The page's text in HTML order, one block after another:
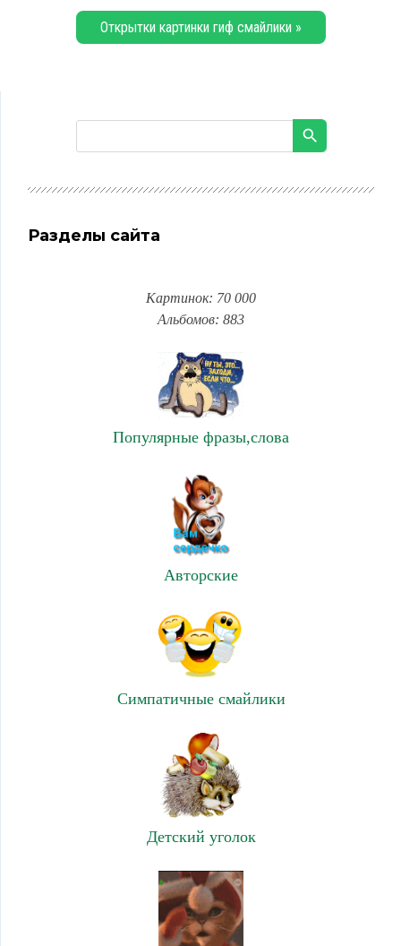
Открытки картинки гиф смайлики »
Разделы сайта
Картинок: 70 000
Альбомов: 883
Популярные фразы,слова
Авторские
Симпатичные смайлики
Детский уголок